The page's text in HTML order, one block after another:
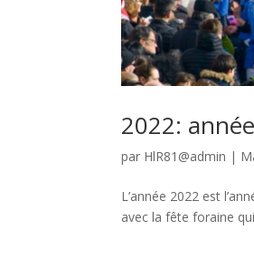
2022:
par HlR81@admin |
L’année 2022 est
avec la fête foraine